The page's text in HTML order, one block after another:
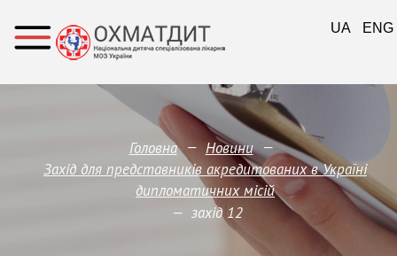
Головна — Новини —
Захід для представників акредитованих в Україні
дипломатичних місій
— захід 12
UA ENG